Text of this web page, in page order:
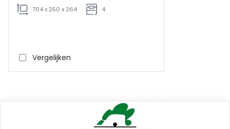
704 x 250 x 264 4
Vergelijken